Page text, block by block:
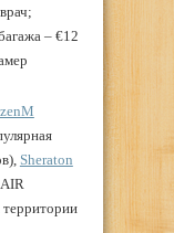
– €12
Sheraton